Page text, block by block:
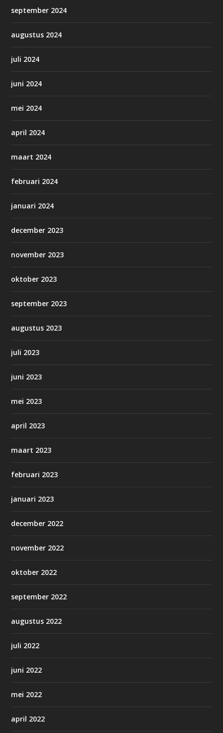
september 2024
augustus 2024
juli 2024
juni 2024
mei 2024
april 2024
maart 2024
februari 2024
januari 2024
december 2023
november 2023
oktober 2023
september 2023
augustus 2023
juli 2023
juni 2023
mei 2023
april 2023
maart 2023
februari 2023
januari 2023
december 2022
november 2022
oktober 2022
september 2022
augustus 2022
juli 2022
juni 2022
mei 2022
april 2022